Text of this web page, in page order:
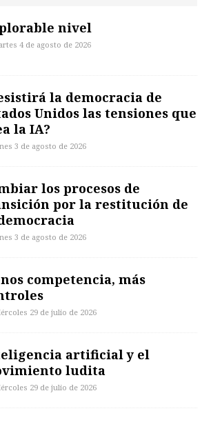
nivel
4 de agosto de 2026
la democracia de
Unidos las tensiones que
la IA?
3 de agosto de 2026
los procesos de
por la restitución de
3 de agosto de 2026
competencia, más
29 de julio de 2026
artificial y el
ludita
29 de julio de 2026